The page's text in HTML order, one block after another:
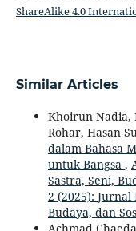
ShareAlike 4.0
Similar Articles
Khoirun Nadia,
Rohar, Hasan
dalam Bahasa
untuk Bangsa ,
Sastra, Seni,
2 (2025): Jurnal
Budaya, dan
Achmad